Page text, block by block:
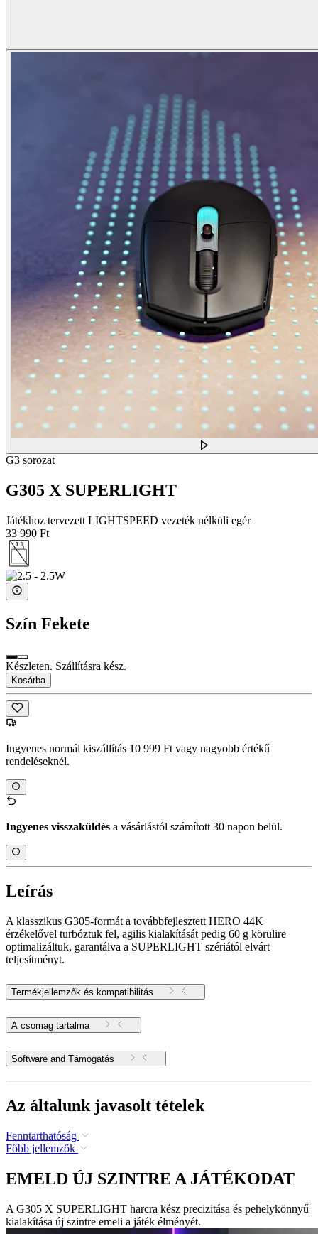
G3 sorozat
G305 X SUPERLIGHT
Játékhoz tervezett LIGHTSPEED vezeték nélküli egér
33 990 Ft
Szín Fekete
Készleten. Szállításra kész.
Kosárba
Ingyenes normál kiszállítás 10 999 Ft vagy nagyobb értékű
rendeléseknél.
Ingyenes visszaküldés a vásárlástól számított 30 napon belül.
Leírás
A klasszikus G305-formát a továbbfejlesztett HERO 44K
érzékelővel turbóztuk fel, agilis kialakítását pedig 60 g körülire
optimalizáltuk, garantálva a SUPERLIGHT szériától elvárt
teljesítményt.
Termékjellemzők és kompatibilitás
A csomag tartalma
Software and Támogatás
Az általunk javasolt tételek
Fenntarthatóság
Főbb jellemzők
EMELD ÚJ SZINTRE A JÁTÉKODAT
A G305 X SUPERLIGHT harcra kész precizitása és pehelykönnyű
kialakítása új szintre emeli a játék élményét.